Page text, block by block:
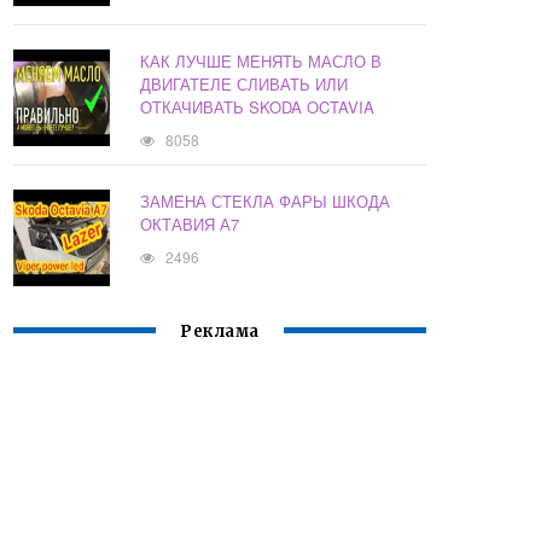
КАК ЛУЧШЕ МЕНЯТЬ МАСЛО В
ДВИГАТЕЛЕ СЛИВАТЬ ИЛИ
ОТКАЧИВАТЬ SKODA OCTAVIA
8058
ЗАМЕНА СТЕКЛА ФАРЫ ШКОДА
ОКТАВИЯ А7
2496
Реклама